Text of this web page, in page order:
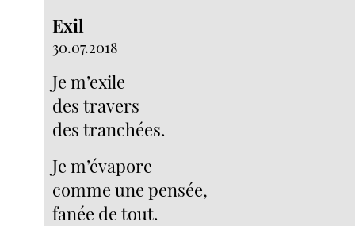
Exil
30.07.2018
Je m’exile
des travers
des tranchées.
Je m’évapore
comme une pensée,
fanée de tout.